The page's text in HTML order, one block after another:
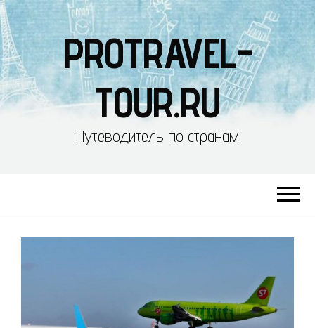
PROTRAVEL-
TOUR.RU
Путеводитель по странам